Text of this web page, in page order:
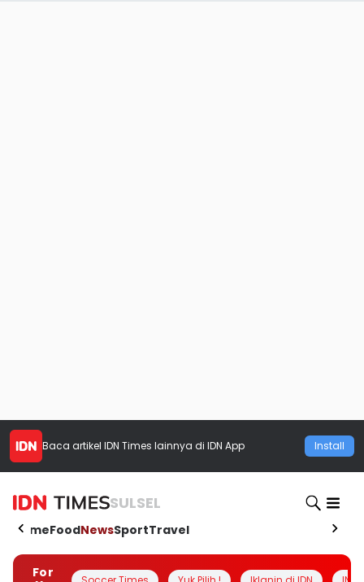
Baca artikel IDN Times lainnya di IDN App Install
SULSEL
HomeFoodNewsSportTravel
For